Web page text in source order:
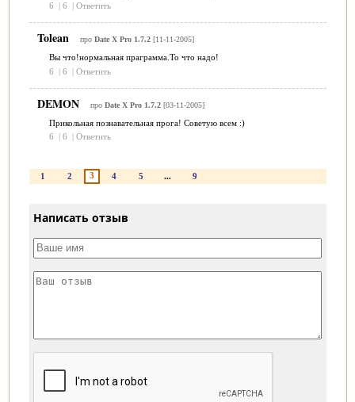
6
| 6 | Ответить
Tolean про Date X Pro 1.7.2[11-11-2005]
Вы что!нормальная праграмма.То что надо!
6
| 6 | Ответить
DEMON про Date X Pro 1.7.2[03-11-2005]
Прикольная познавательная прога! Советую всем :)
6
| 6 | Ответить
1 2 3 4 5 ... 9
Написать отзыв